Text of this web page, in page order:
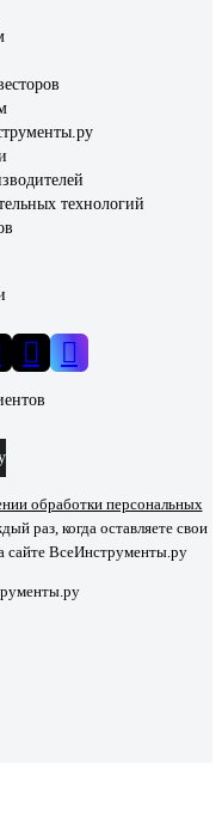
технологий
обработки персональных
раз, когда оставляете свои
сайте ВсеИнструменты.ру